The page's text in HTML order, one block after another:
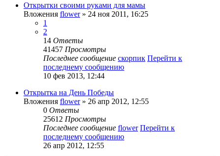
Открытки своими руками для мамы
Вложения flower» 24 ноя 2011, 16:25
1
2
14 Ответы
41457 Просмотры
Последнее сообщение скорпик Перейти к
последнему сообщению
10 фев 2013, 12:44
Открытка на День Победы
Вложения flower» 26 апр 2012, 12:55
0 Ответы
25612 Просмотры
Последнее сообщение flower Перейти к
последнему сообщению
26 апр 2012, 12:55